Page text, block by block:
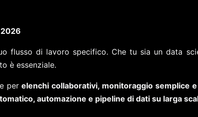
flusso di lavoro specifico. Che tu sia un data
è essenziale.
perelenchi collaborativi, monitoraggio semplice
automazione e pipeline di dati su larga